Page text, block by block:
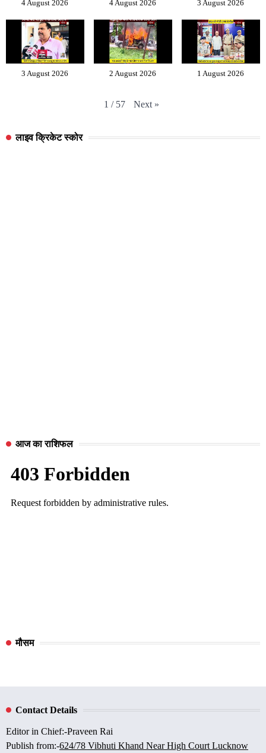
4 August 2026 4 August 2026 3 August 2026
3 August 2026 2 August 2026 1 August 2026
1 / 57 Next »
लाइव क्रिकेट स्कोर
आज का राशिफल
मौसम
Contact Details
Editor in Chief:-Praveen Rai
Publish from:-624/78 Vibhuti Khand Near High Court Lucknow